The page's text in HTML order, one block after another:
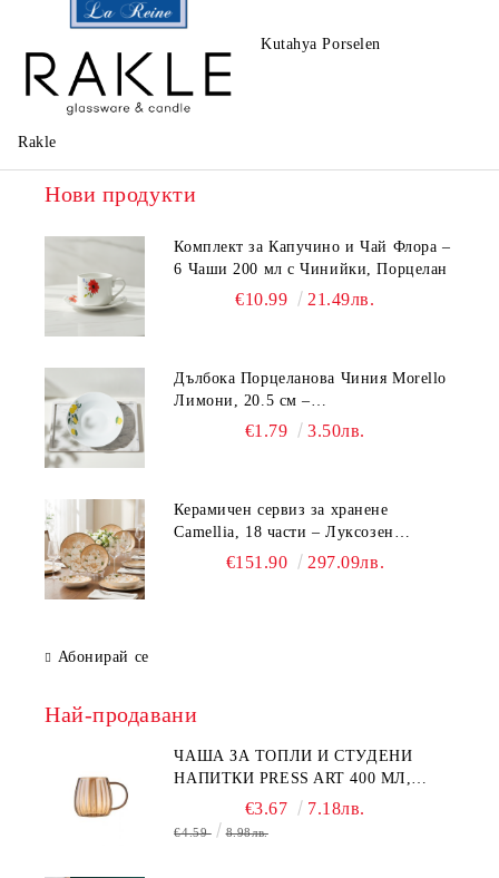
La Reine Kutahya Porselen
Rakle
Нови продукти
Комплект за Капучино и Чай Флора –
6 Чаши 200 мл с Чинийки, Порцелан
€10.99 21.49лв.
Дълбока Порцеланова Чиния Morello
Лимони, 20.5 см –
Средиземноморски Стил
€1.79 3.50лв.
Керамичен сервиз за хранене
Camellia, 18 части – Луксозен
комплект чинии с флорален мотив
€151.90 297.09лв.
Абонирай се
Най-продавани
ЧАША ЗА ТОПЛИ И СТУДЕНИ
НАПИТКИ PRESS ART 400 МЛ,
БОРОСИЛИКАТНО СТЪКЛО
€3.67 7.18лв.
€4.59 8.98лв.